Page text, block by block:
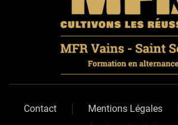
Contact Mentions Légales